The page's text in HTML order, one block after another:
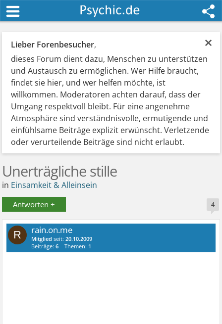
×
Lieber Forenbesucher,
dieses Forum dient dazu, Menschen zu unterstützen
und Austausch zu ermöglichen. Wer Hilfe braucht,
findet sie hier, und wer helfen möchte, ist
willkommen. Moderatoren achten darauf, dass der
Umgang respektvoll bleibt. Für eine angenehme
Atmosphäre sind verständnisvolle, ermutigende und
einfühlsame Beiträge explizit erwünscht. Verletzende
oder verurteilende Beiträge sind nicht erlaubt.
Unerträgliche stille
in Einsamkeit & Alleinsein
Antworten + 4
R rain.on.me
Mitglied seit:20.10.2009
Beiträge:6 Themen: 1